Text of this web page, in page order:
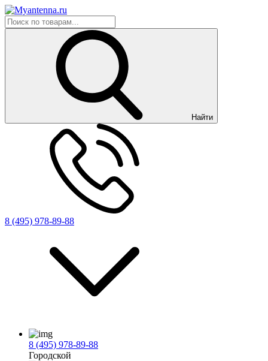
Найти
8 (495) 978-89-88
8 (495) 978-89-88
Городской